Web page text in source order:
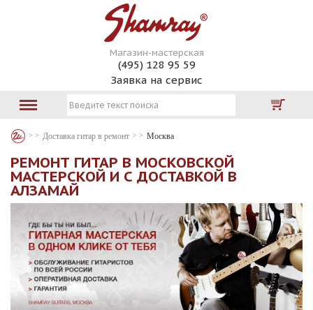
Магазин-мастерская
(495) 128 95 59
Заявка на сервис
Доставка гитар в ремонт Москва
РЕМОНТ ГИТАР В МОСКОВСКОЙ
МАСТЕРСКОЙ И С ДОСТАВКОЙ В
АЛЗАМАЙ